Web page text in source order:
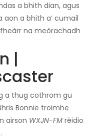
a bhith dian, agus
a bhith a’ cumail
na meòrachadh
|
a thug cothrom gu
Bonnie troimhe
airson WXJN-FM rèidio